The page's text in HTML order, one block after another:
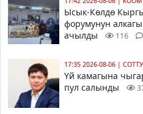
Ысык-Көлдө
форумунун
ачылды
116
17:35 2026-08-06 |
Үй камагына
пул салынды